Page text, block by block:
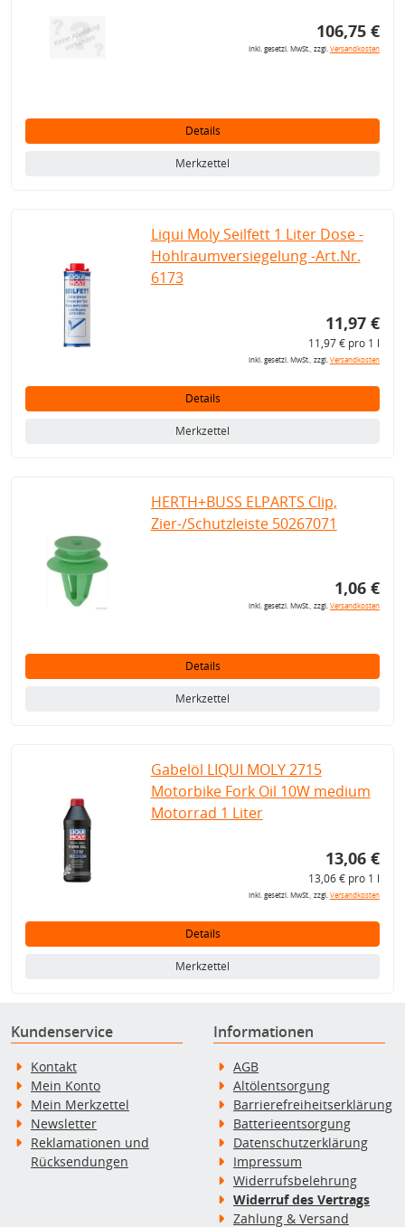
106,75 €
inkl. gesetzl. MwSt., zzgl.Versandkosten
Details
Merkzettel
Liqui Moly Seilfett 1 Liter Dose -
Hohlraumversiegelung -Art.Nr.
6173
11,97 €
11,97 € pro 1 l
inkl. gesetzl. MwSt., zzgl.Versandkosten
Details
Merkzettel
HERTH+BUSS ELPARTS Clip,
Zier-/Schutzleiste 50267071
1,06 €
inkl. gesetzl. MwSt., zzgl.Versandkosten
Details
Merkzettel
Gabelöl LIQUI MOLY 2715
Motorbike Fork Oil 10W medium
Motorrad 1 Liter
13,06 €
13,06 € pro 1 l
inkl. gesetzl. MwSt., zzgl.Versandkosten
Details
Merkzettel
Kundenservice
Kontakt
Mein Konto
Mein Merkzettel
Newsletter
Reklamationen und
Rücksendungen
Informationen
AGB
Altölentsorgung
Barrierefreiheitserklärung
Batterieentsorgung
Datenschutzerklärung
Impressum
Widerrufsbelehrung
Widerruf des Vertrags
Zahlung & Versand